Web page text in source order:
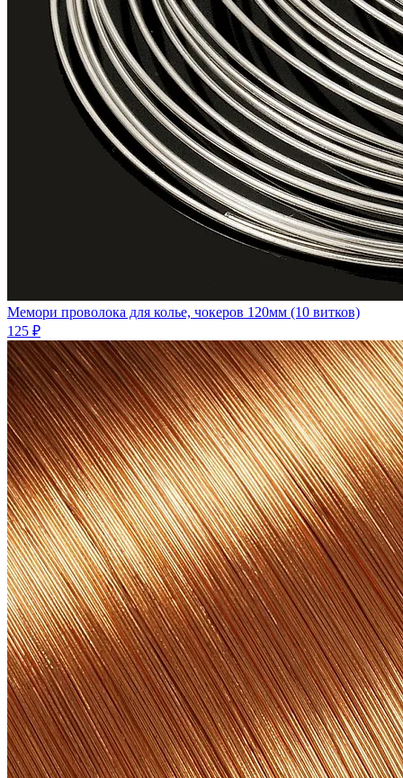
Мемори проволока для колье, чокеров 120мм (10 витков)
125 ₽